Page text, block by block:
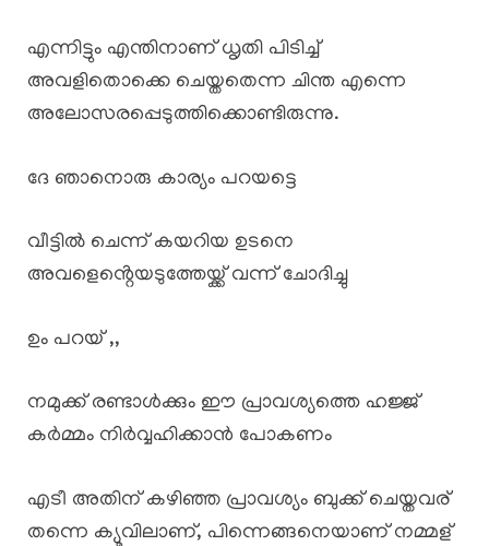
എന്നിട്ടും എന്തിനാണ് ധൃതി പിടിച്ച്
അവളിതൊക്കെ ചെയ്തതെന്ന ചിന്ത എന്നെ
അലോസരപ്പെടുത്തിക്കൊണ്ടിരുന്നു.
ദേ ഞാനൊരു കാര്യം പറയട്ടെ
വീട്ടിൽ ചെന്ന് കയറിയ ഉടനെ
അവളെൻ്റെയടുത്തേയ്ക്ക് വന്ന് ചോദിച്ചു
ഉം പറയ് ,,
നമുക്ക് രണ്ടാൾക്കും ഈ പ്രാവശ്യത്തെ ഹജ്ജ്
കർമ്മം നിർവ്വഹിക്കാൻ പോകണം
എടീ അതിന് കഴിഞ്ഞ പ്രാവശ്യം ബുക്ക് ചെയ്തവര്
തന്നെ ക്യൂവിലാണ്, പിന്നെങ്ങനെയാണ് നമ്മള്